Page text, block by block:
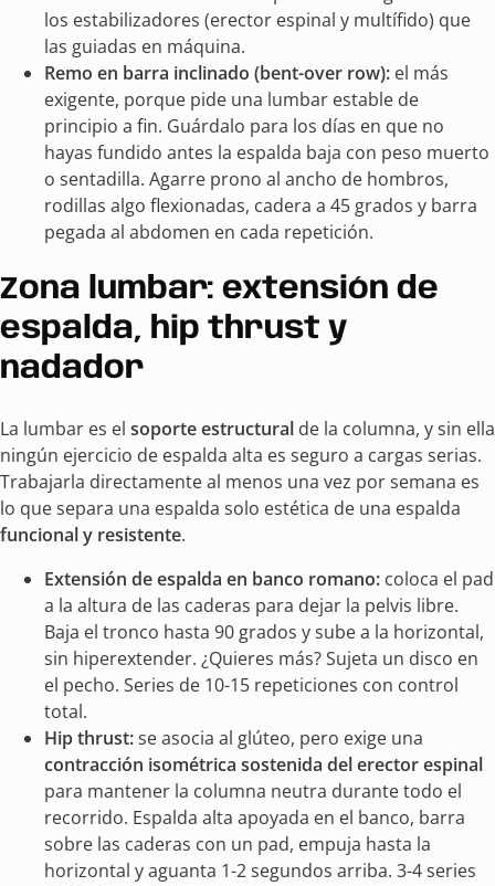
los estabilizadores (erector espinal y multífido) que
las guiadas en máquina.
Remo en barra inclinado (bent-over row): el más
exigente, porque pide una lumbar estable de
principio a fin. Guárdalo para los días en que no
hayas fundido antes la espalda baja con peso muerto
o sentadilla. Agarre prono al ancho de hombros,
rodillas algo flexionadas, cadera a 45 grados y barra
pegada al abdomen en cada repetición.
Zona lumbar: extensión de
espalda, hip thrust y
nadador
La lumbar es el soporte estructural de la columna, y sin ella
ningún ejercicio de espalda alta es seguro a cargas serias.
Trabajarla directamente al menos una vez por semana es
lo que separa una espalda solo estética de una espalda
funcional y resistente.
Extensión de espalda en banco romano: coloca el pad
a la altura de las caderas para dejar la pelvis libre.
Baja el tronco hasta 90 grados y sube a la horizontal,
sin hiperextender. ¿Quieres más? Sujeta un disco en
el pecho. Series de 10-15 repeticiones con control
total.
Hip thrust:se asocia al glúteo, pero exige una
contracción isométrica sostenida del erector espinal
para mantener la columna neutra durante todo el
recorrido. Espalda alta apoyada en el banco, barra
sobre las caderas con un pad, empuja hasta la
horizontal y aguanta 1-2 segundos arriba. 3-4 series